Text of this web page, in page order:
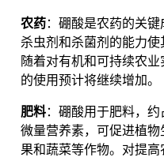
农药：硼酸是农药的关
杀虫剂和杀菌剂的能力使
随着对有机和可持续农
的使用预计将继续增加。
肥料：硼酸用于肥料，
微量营养素，可促进植
果和蔬菜等作物。对提